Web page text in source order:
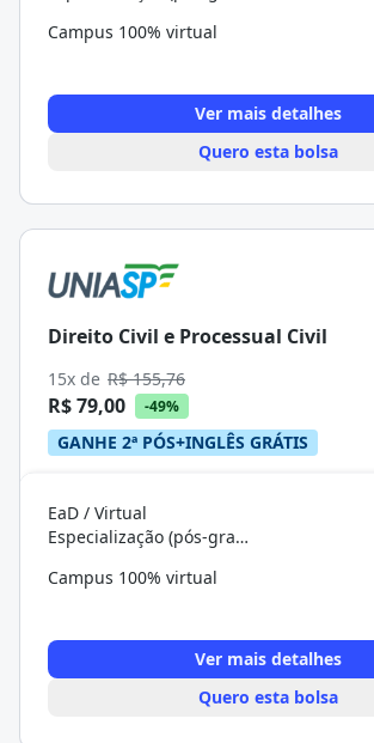
Campus 100% virtual
Ver mais detalhes
Quero esta bolsa
Direito Civil e Processual Civil
15x de R$ 155,76
R$ 79,00 -49%
GANHE 2ª PÓS+INGLÊS GRÁTIS
EaD / Virtual
Especialização (pós-graduação)
Campus 100% virtual
Ver mais detalhes
Quero esta bolsa